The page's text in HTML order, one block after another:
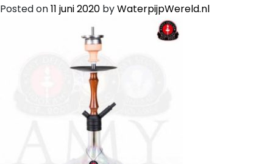
Posted on11 juni 2020 byWaterpijpWereld.nl